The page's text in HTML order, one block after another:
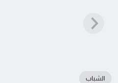
الشباب